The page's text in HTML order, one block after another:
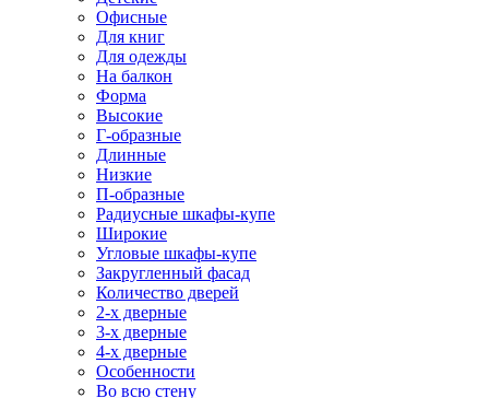
Офисные
Для книг
Для одежды
На балкон
Форма
Высокие
Г-образные
Длинные
Низкие
П-образные
Радиусные шкафы-купе
Широкие
Угловые шкафы-купе
Закругленный фасад
Количество дверей
2-х дверные
3-х дверные
4-х дверные
Особенности
Во всю стену